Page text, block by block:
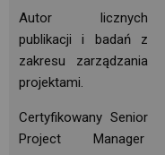
Autor licznych
publikacji i badań z
zakresu zarządzania
projektami.
Certyfikowany Senior
Project Manager